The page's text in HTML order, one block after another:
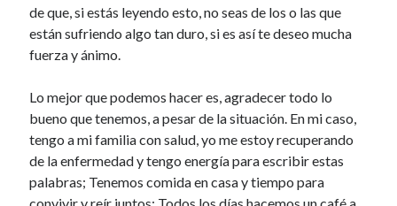
de que, si estás leyendo esto, no seas de los o las que
están sufriendo algo tan duro, si es así te deseo mucha
fuerza y ánimo.
Lo mejor que podemos hacer es, agradecer todo lo
bueno que tenemos, a pesar de la situación. En mi caso,
tengo a mi familia con salud, yo me estoy recuperando
de la enfermedad y tengo energía para escribir estas
palabras; Tenemos comida en casa y tiempo para